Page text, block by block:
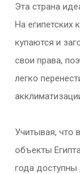
Эта страна
На египетских
купаются и
свои права,
легко
Учитывая, что
объекты
года